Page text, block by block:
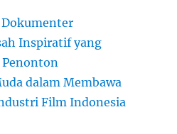
Inspiratif yang
dalam Membawa
Film Indonesia